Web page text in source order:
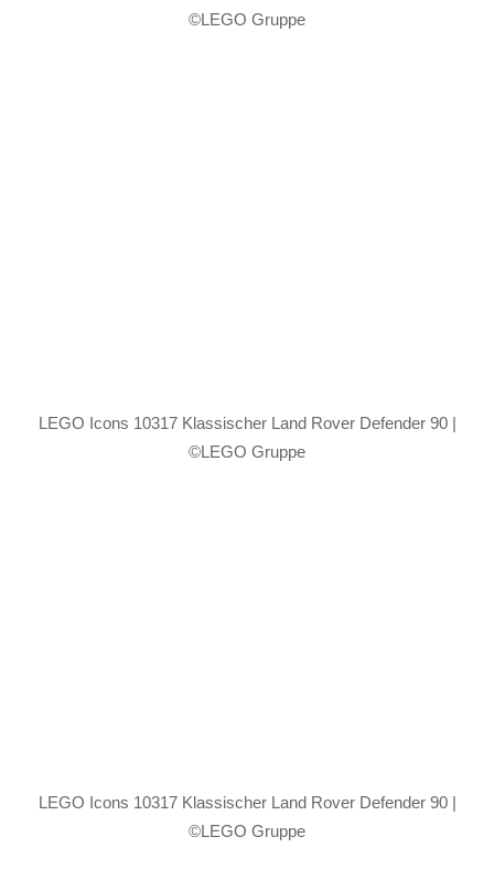
©LEGO Gruppe
LEGO Icons 10317 Klassischer Land Rover Defender 90 |
©LEGO Gruppe
LEGO Icons 10317 Klassischer Land Rover Defender 90 |
©LEGO Gruppe